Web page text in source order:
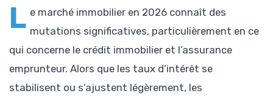
L e marché immobilier en 2026 connaît des
mutations significatives, particulièrement en ce
qui concerne le crédit immobilier et l’assurance
emprunteur. Alors que les taux d’intérêt se
stabilisent ou s’ajustent légèrement, les